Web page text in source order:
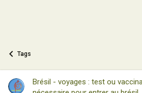
Tags
Brésil - voyages : test ou